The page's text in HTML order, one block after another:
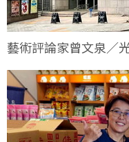
藝術評論家曾文泉／